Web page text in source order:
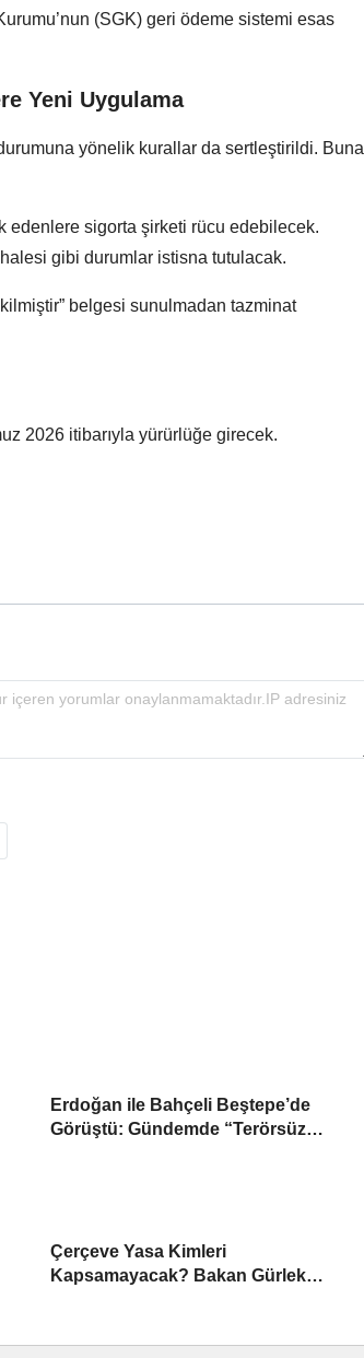
(SGK) geri ödeme sistemi esas
Yeni Uygulama
yönelik kurallar da sertleştirildi. Buna
edenlere sigorta şirketi rücu edebilecek.
gibi durumlar istisna tutulacak.
belgesi sunulmadan tazminat
2026 itibarıyla yürürlüğe girecek.
Erdoğan ile Bahçeli Beştepe’de
Görüştü: Gündemde “Terörsüz
Çerçeve Yasa Kimleri
Kapsamayacak? Bakan Gürlek